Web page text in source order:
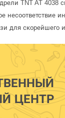
TNT AT 4038
несоответствие
для скорейшего
ЦЕНТР